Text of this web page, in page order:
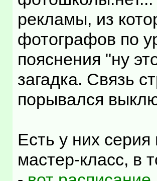
рекламы, из
фотографов по
пояснения "ну
загадка. Связь
порывался
Есть у них
мастер-класс, в